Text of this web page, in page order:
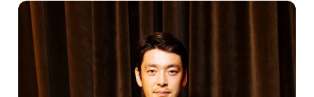
мамой и не может